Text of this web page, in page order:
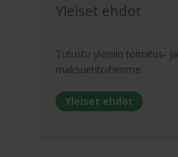
Yleiset ehdot
Tutustu yleisiin toimitus- ja
maksuehtoihimme.
Yleiset ehdot